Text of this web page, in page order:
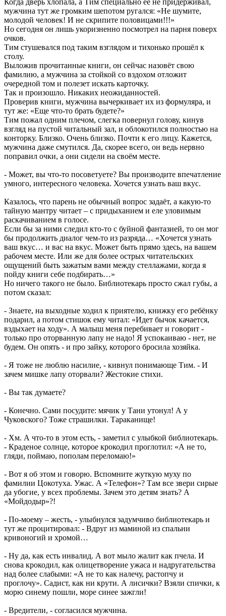
мужчина тут же громким шепотом ругался: «Не шумите,
молодой человек! И не скрипите половицами!!!»
Но сегодня он лишь укоризненно посмотрел на парня поверх
очков.
Тим стушевался под таким взглядом и тихонько прошёл к
столу.
Выложив прочитанные книги, он сейчас назовёт свою
фамилию, а мужчина за стойкой со вздохом отложит
очередной том и полезет искать карточку.
Так и произошло. Никаких неожиданностей.
Проверив книги, мужчина вычеркивает их из формуляра, и
тут же: «Еще что-то брать будете?»
Тим пожал одним плечом, слегка повернул голову, кинув
взгляд на пустой читальный зал, и облокотился полностью на
конторку. Близко. Очень близко. Почти к его лицу. Кажется,
мужчина даже смутился. Да, скорее всего, он ведь нервно
поправил очки, а они сидели на своём месте.
- Может, вы что-то посоветуете? Вы производите впечатление
умного, интересного человека. Хочется узнать ваш вкус.
Казалось, что парень не обычный вопрос задаёт, а какую-то
тайную мантру читает – с придыханием и еле уловимым
раскачиванием в голосе.
Если бы за ними следил кто-то с буйной фантазией, то он мог
бы продолжить диалог чем-то из разряда… «Хочется узнать
ваш вкус… и вас на вкус. Может быть прямо здесь, на вашем
рабочем месте. Или же для более острых читательских
ощущений быть зажатым вами между стеллажами, когда я
пойду книги себе подбирать…»
Но ничего такого не было. Библиотекарь просто сжал губы, а
потом сказал:
- Знаете, на выходные ходил к приятелю, книжку его ребёнку
подарил, а потом стишок ему читал: «Идет бычок качается,
вздыхает на ходу». А малыш меня перебивает и говорит -
только про оторванную лапу не надо! Я успокаиваю - нет, не
будем. Он опять - и про зайку, которого бросила хозяйка.
- Я тоже не люблю насилие, - кивнул понимающе Тим. - И
зачем мишке лапу оторвали? Жестокие стихи.
- Вы так думаете?
- Конечно. Сами посудите: мячик у Тани утонул! А у
Чуковского? Тоже страшилки. Тараканище!
- Хм. А что-то в этом есть, - заметил с улыбкой библиотекарь.
- Краденое солнце, которое крокодил проглотил: «А не то,
гляди, поймаю, пополам переломаю!»
- Вот я об этом и говорю. Вспомните жуткую муху по
фамилии Цокотуха. Ужас. А «Телефон»? Там все звери сирые
да убогие, у всех проблемы. Зачем это детям знать? А
«Мойдодыр»?!
- По-моему – жесть, - улыбнулся задумчиво библиотекарь и
тут же процитировал: - Вдруг из маминой из спальни
кривоногий и хромой…
- Ну да, как есть инвалид. А вот мыло жалит как пчела. И
снова крокодил, как олицетворение ужаса и надругательства
над более слабыми: «А не то как налечу, растопчу и
проглочу». Садист, как ни крути. А лисички? Взяли спички, к
морю синему пошли, море синее зажгли!
- Вредители, - согласился мужчина.